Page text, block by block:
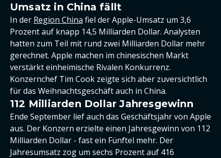
Umsatz in China fällt
In der Region China fiel der Apple-Umsatz um 3,6
Prozent auf knapp 14,5 Milliarden Dollar. Analysten
hatten zum Teil mit rund zwei Milliarden Dollar mehr
gerechnet. Apple machen im chinesischen Markt
verstärkt einheimische Rivalen Konkurrenz.
Konzernchef Tim Cook zeigte sich aber zuversichtlich
für das Weihnachtsgeschäft auch in China.
112 Milliarden Dollar Jahresgewinn
Ende September lief auch das Geschäftsjahr von Apple
aus. Der Konzern erzielte einen Jahresgewinn von 112
Milliarden Dollar - fast ein Fünftel mehr. Der
Jahresumsatz zog um sechs Prozent auf 416